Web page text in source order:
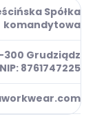
Spółka
komandytowa
300 Grudziądz
NIP: 8761747225